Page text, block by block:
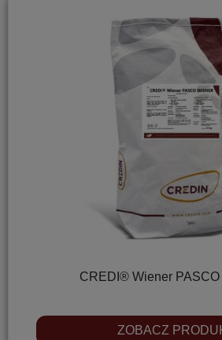
CREDI® Wiener
ZOBACZ